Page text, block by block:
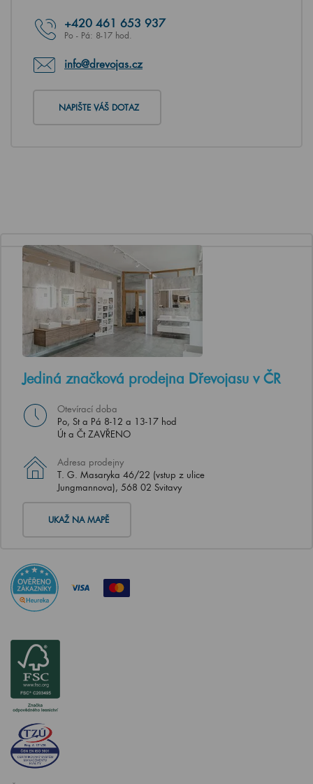
+420 461 653 937
Po - Pá: 8-17 hod.
info@drevojas.cz
NAPIŠTE VÁŠ DOTAZ
Jediná značková prodejna Dřevojasu v ČR
Otevírací doba
Po, St a Pá 8-12 a 13-17 hod
Út a Čt ZAVŘENO
Adresa prodejny
T. G. Masaryka 46/22 (vstup z ulice
Jungmannova), 568 02 Svitavy
UKAŽ NA MAPĚ